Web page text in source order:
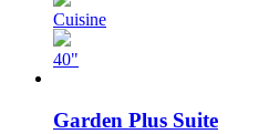
Cuisine
40"
Garden Plus Suite